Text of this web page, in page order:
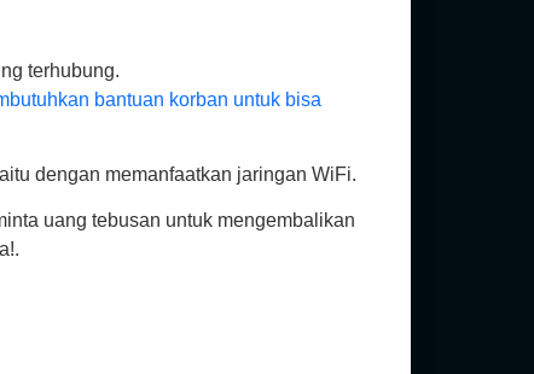
terhubung.
bantuan korban untuk bisa
dengan memanfaatkan jaringan WiFi.
uang tebusan untuk mengembalikan